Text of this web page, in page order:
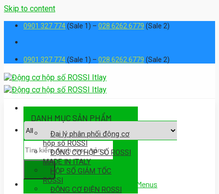
Skip to content
0901 327 774(Sale 1) – 028 6262 6779 (Sale 2)
0901 327 774(Sale 1) – 028 6262 6779 (Sale 2)
Assign a menu in Theme Options > Menus
DANH MỤC SẢN PHẨM
Đại lý phân phối động cơ
hộp số ROSSI
ĐỘNG CƠ HỘP SỐ ROSSI
MADE IN ITALY
HỘP SỐ GIẢM TỐC
ROSSI
ĐỘNG CƠ ĐIỆN ROSSI